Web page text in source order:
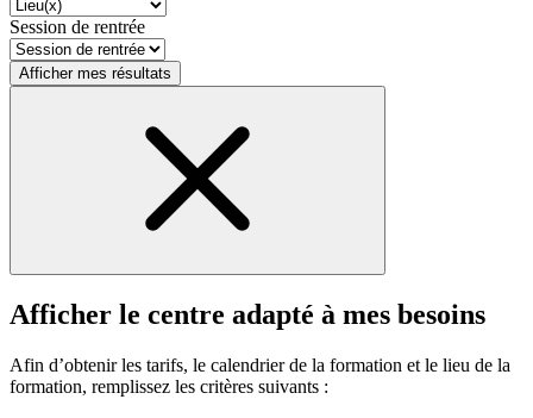
Session de rentrée
Afficher mes résultats
Afficher le centre adapté à mes besoins
Afin d’obtenir les tarifs, le calendrier de la formation et le lieu de la
formation, remplissez les critères suivants :